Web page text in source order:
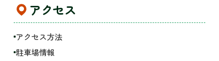
アクセス
アクセス方法
駐車場情報